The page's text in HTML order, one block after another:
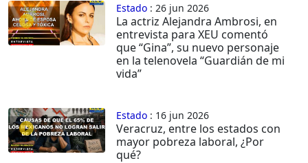
Estado : 26 jun 2026
La actriz Alejandra Ambrosi, en
entrevista para XEU comentó
que “Gina”, su nuevo personaje
en la telenovela “Guardián de mi
vida”
Estado : 16 jun 2026
Veracruz, entre los estados con
mayor pobreza laboral, ¿Por
qué?